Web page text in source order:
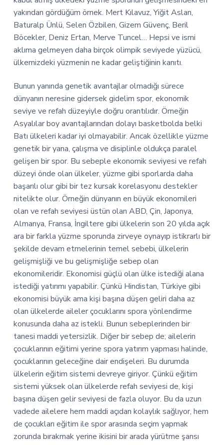
yakından gördüğüm örnek. Mert Kılavuz, Yiğit Aslan,
Baturalp Ünlü, Selen Özbilen, Gizem Güvenç, Beril
Böcekler, Deniz Ertan, Merve Tuncel… Hepsi ve ismi
aklıma gelmeyen daha birçok olimpik seviyede yüzücü,
ülkemizdeki yüzmenin ne kadar geliştiğinin kanıtı.
Bunun yanında genetik avantajlar olmadığı sürece
dünyanın neresine gidersek gidelim spor, ekonomik
seviye ve refah düzeyiyle doğru orantılıdır. Örneğin
Asyalılar boy avantajlarından dolayı basketbolda belki
Batı ülkeleri kadar iyi olmayabilir. Ancak özellikle yüzme
genetik bir yana, çalışma ve disiplinle oldukça paralel
gelişen bir spor. Bu sebeple ekonomik seviyesi ve refah
düzeyi önde olan ülkeler, yüzme gibi sporlarda daha
başarılı olur gibi bir tez kursak korelasyonu destekler
nitelikte olur. Örneğin dünyanın en büyük ekonomileri
olan ve refah seviyesi üstün olan ABD, Çin, Japonya,
Almanya, Fransa, İngiltere gibi ülkelerin son 20 yılda açık
ara bir farkla yüzme sporunda zirveye oynayıp istikrarlı bir
şekilde devam etmelerinin temel sebebi, ülkelerin
gelişmişliği ve bu gelişmişliğe sebep olan
ekonomileridir. Ekonomisi güçlü olan ülke istediği alana
istediği yatırımı yapabilir. Çünkü Hindistan, Türkiye gibi
ekonomisi büyük ama kişi başına düşen geliri daha az
olan ülkelerde aileler çocuklarını spora yönlendirme
konusunda daha az istekli. Bunun sebeplerinden bir
tanesi maddi yetersizlik. Diğer bir sebep de; ailelerin
çocuklarının eğitimi yerine spora yatırım yapması halinde,
çocuklarının geleceğine dair endişeleri. Bu durumda
ülkelerin eğitim sistemi devreye giriyor. Çünkü eğitim
sistemi yüksek olan ülkelerde refah seviyesi de, kişi
başına düşen gelir seviyesi de fazla oluyor. Bu da uzun
vadede ailelere hem maddi açıdan kolaylık sağlıyor, hem
de çocukları eğitim ile spor arasında seçim yapmak
zorunda bırakmak yerine ikisini bir arada yürütme şansı